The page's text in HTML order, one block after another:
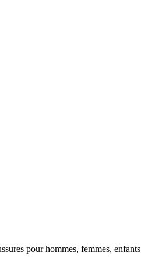
pour hommes, femmes, enfants